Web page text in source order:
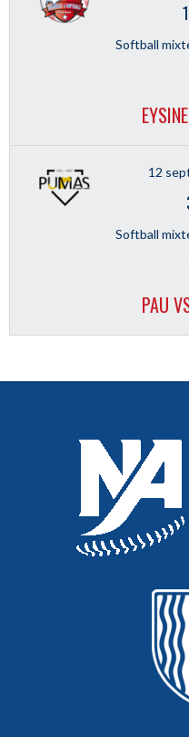
Softball
12
Softball
PAU